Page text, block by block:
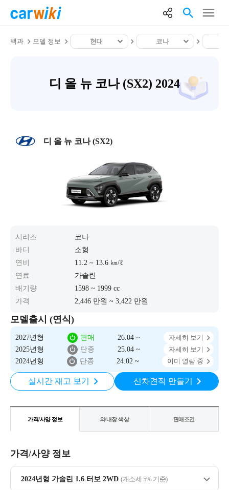
백과 모델 정보 현대 코나
디 올 뉴 코나 (SX2) 2024
디 올 뉴 코나 (SX2)
시리즈
코나
바디
소형
연비
11.2 ~ 13.6 ㎞/ℓ
연료
가솔린
배기량
1598 ~ 1999 cc
가격
2,446 만원 ~ 3,422 만원
모델출시 (연식)
2027년형 판매 26.04 ~
자세히 보기
2025년형
단종 25.04 ~
자세히 보기
2024년형
단종 24.02 ~ 이미 열람 중
실시간 재고 보기 신차견적 만들기
가격/사양 정보 외/내장 색상 판매조건
가격/사양 정보
2024년형 가솔린 1.6 터보 2WD (개소세 5% 기준)